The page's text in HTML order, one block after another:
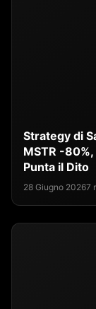
Strategy di
MSTR -
Punta il Dito
28 Giugno 20267